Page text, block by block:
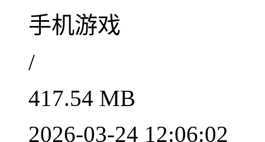
手机游戏
/
417.54 MB
2026-03-24 12:06:02